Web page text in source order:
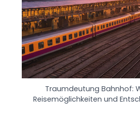
Traumdeutung Bahnhof:
Reisemöglichkeiten und